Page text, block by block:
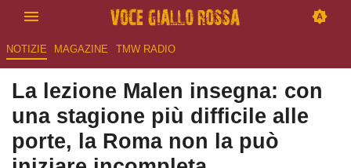
NOTIZIE MAGAZINE TMW RADIO
La lezione Malen insegna: con
una stagione più difficile alle
porte, la Roma non la può